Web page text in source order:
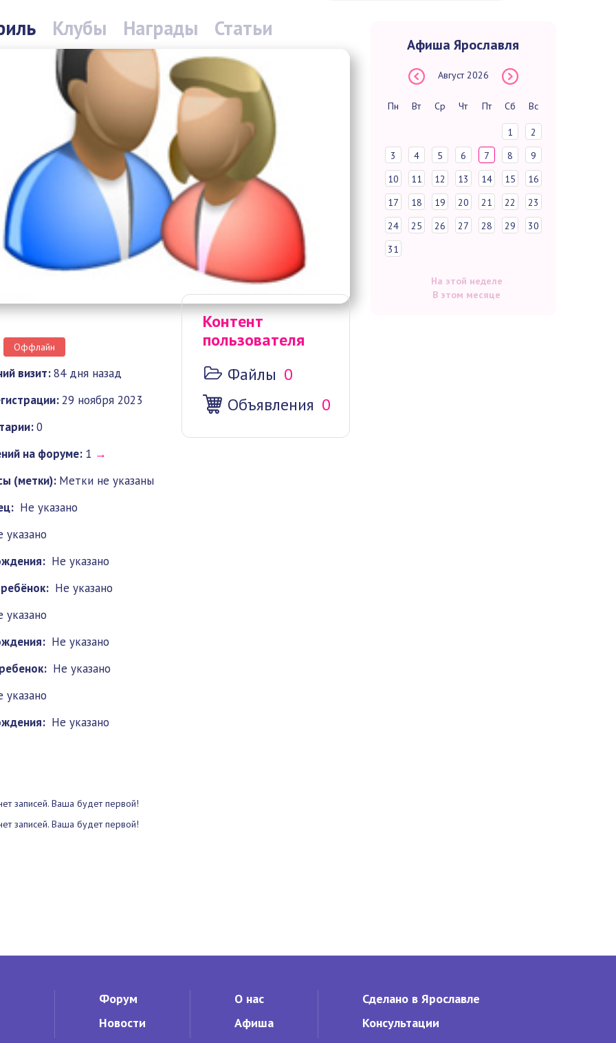
Клубы Награды Статьи
Оффлайн
визит:84 дня назад
29 ноября 2023
0
на форуме: 1 →
(метки): Метки не указаны
Не указано
указано
Не указано
Не указано
указано
Не указано
Не указано
указано
Не указано
Контент
пользователя
Файлы 0
Объявления 0
записей. Ваша будет первой!
записей. Ваша будет первой!
Афиша Ярославля
Август 2026
Пн Вт Ср Чт Пт Сб Вс
1
2
3
4 5 6 7 8
9
10
11 12 13 14 15
16
17
18 19 20 21 22
23
24
25 26 27 28 29
30
31
На этой неделе
В этом месяце
Форум
Новости
О нас
Афиша
Сделано в Ярославле
Консультации